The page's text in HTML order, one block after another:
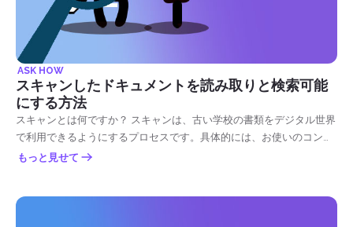
味します。 他のメディアでは、デジタル透かしが使用され、所有権と
権利を識別するために埋め込まれます。 これらのマーキングは、偽造
や製造を避けるために、文書、郵便切手、通貨、さらには政府のファ
イルにも使用されています。 基本的に、ウォーターマークの機能は、
元の文書や画像を保護することであり、読み取り者情報をコピーした
り、少なくとも送信したりするのが難しくなります。 ウォーターマー
クの重要性は何ですか？ 私たちは、アーティストや政府機関だけでな
く、すべての人にとって、透かしが重要であることを知っています。
rsquo; ドキュメントに使用することが不可欠です: 文書は機密です。
させる巨大なスタンプよりも目に見えるものはありません。 ドキュメ
ASK HOW
スキャンしたドキュメントを読み取りと検索可能
にする方法
スキャンとは何ですか？ スキャンは、古い学校の書類をデジタル世界
で利用できるようにするプロセスです。具体的には、お使いのコンピ
ュータで利用できます。 現在、ほとんどのプリンタには利用可能なス
同一のコピーを作成しているコピーに似たプロセスから始まります。
もっと見せて